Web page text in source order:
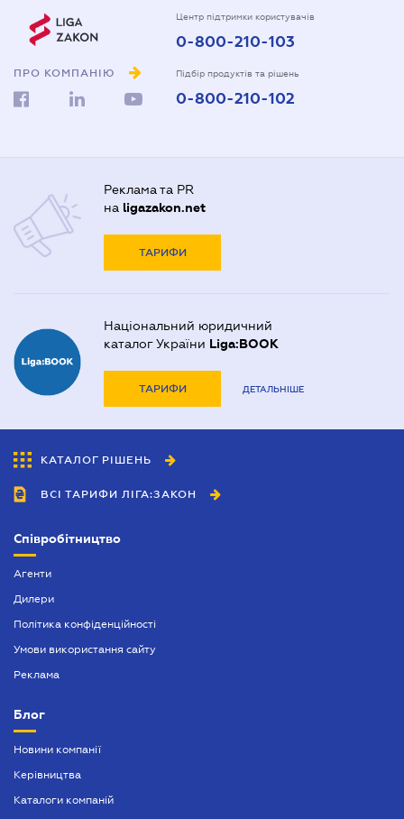
ПРО КОМПАНІЮ
Центр підтримки користувачів
0-800-210-103
Підбір продуктів та рішень
0-800-210-102
Реклама та PR
на ligazakon.net
ТАРИФИ
Національний юридичний
каталог України Liga:BOOK
ТАРИФИ ДЕТАЛЬНІШЕ
КАТАЛОГ РІШЕНЬ
ВСІ ТАРИФИ ЛІГА:ЗАКОН
Співробітництво
Агенти
Дилери
Політика конфіденційності
Умови використання сайту
Реклама
Блог
Новини компанії
Керівництва
Каталоги компаній